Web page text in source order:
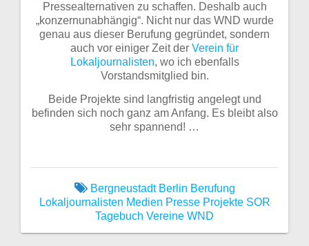
Pressealternativen zu schaffen. Deshalb auch
„konzernunabhängig“. Nicht nur das WND wurde
genau aus dieser Berufung gegründet, sondern
auch vor einiger Zeit der Verein für
Lokaljournalisten, wo ich ebenfalls
Vorstandsmitglied bin.
Beide Projekte sind langfristig angelegt und
befinden sich noch ganz am Anfang. Es bleibt also
sehr spannend! …
Bergneustadt Berlin Berufung
Lokaljournalisten Medien Presse Projekte SOR
Tagebuch Vereine WND